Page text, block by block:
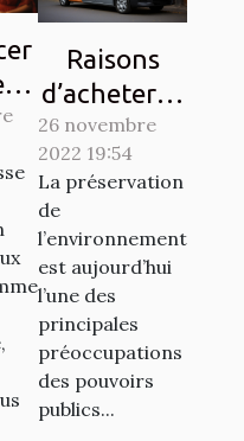
Raisons
d’acheter la
vignette
Crit’Air
26 novembre
2022 19:54
La préservation
de
l’environnement
est aujourd’hui
l’une des
principales
préoccupations
des pouvoirs
publics...